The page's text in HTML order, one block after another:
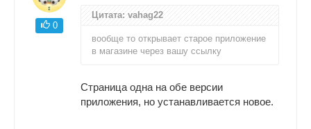
0
Цитата: vahag22
вообще то открывает старое приложение
в магазине через вашу ссылку
Страница одна на обе версии
приложения, но устанавливается новое.